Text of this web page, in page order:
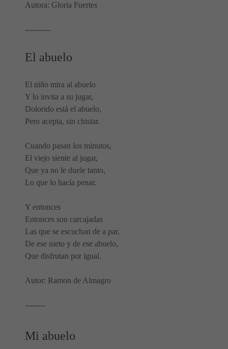
Autora: Gloria Fuertes
----------
El abuelo
El niño mira al abuelo
Y lo invita a su jugar,
Dolorido está el abuelo,
Pero acepta, sin chistar.
Cuando pasan los minutos,
El viejo siente al jugar,
Que ya no le duele tanto,
Lo que lo hacía penar.
Y entonces
Entonces son carcajadas
Las que se escuchan de a par,
De ese nieto y de ese abuelo,
Que disfrutan por igual.
Autor: Ramon de Almagro
--------
Mi abuelo